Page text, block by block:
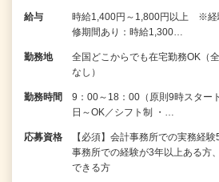
給与
時給1,400円～1,800円以上 ※経
修期間あり：時給1,300…
勤務地
全国どこからでも在宅勤務OK（
なし）
勤務時間
9：00～18：00（原則9時スター
日～OK／シフト制 ・…
応募資格
【必須】会計事務所での実務経
事務所での経験が3年以上ある方
できる方